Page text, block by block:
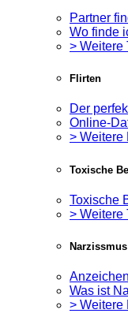
Partner
Wo finde
> Weitere
Flirten
Der
Online-
> Weitere
Toxische
Toxische
> Weitere
Narzissmus
Was ist
> Weitere